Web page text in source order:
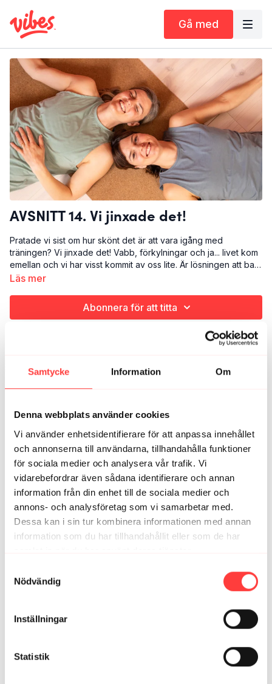
Samtycke Information Om
Denna webbplats använder cookies
Vi använder enhetsidentifierare för att anpassa innehållet
och annonserna till användarna, tillhandahålla funktioner
för sociala medier och analysera vår trafik. Vi
vidarebefordrar även sådana identifierare och annan
information från din enhet till de sociala medier och
annons- och analysföretag som vi samarbetar med.
Dessa kan i sin tur kombinera informationen med annan
information som du har tillhandahållit eller som de har
Nödvändig
Inställningar
Statistik
Gå med
AVSNITT 14. Vi jinxade det!
Pratade vi sist om hur skönt det är att vara igång med
träningen? Vi jinxade det! Vabb, förkylningar och ja... livet kom
emellan och vi har visst kommit av oss lite. Är lösningen att bara
bestämma sig? Inte hålla på och vela så mycket? För lika lätt
Sanna så kan man också glädja sig åt att få glädja sig en gång
Läs mer
Abonnera för att titta
AVSNITT 22. Att ta för sig bland vikterna
24:31